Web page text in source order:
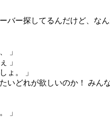
バー探してるんだけど、な
」
」
ょ。 」
いどれが欲しいのか！ みん
」